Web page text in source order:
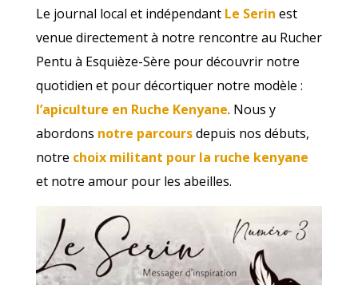
Le journal local et indépendant Le Serin est
venue directement à notre rencontre au Rucher
Pentu à Esquièze-Sère pour découvrir notre
quotidien et pour décortiquer notre modèle :
l’apiculture en Ruche Kenyane. Nous y
abordons notre parcoursdepuis nos débuts,
notre choix militant pour la ruche kenyane
et notre amour pour les abeilles.